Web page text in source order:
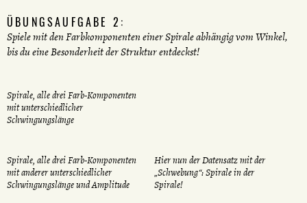
ÜBUNGSAUFGABE 2:
Spiele mit den Farbkomponenten einer Spirale abhängig vom Winkel,
bis du eine Besonderheit der Struktur entdeckst!
Spirale, alle drei Farb-Komponenten
mit unterschiedlicher
Schwingungslänge
Spirale, alle drei Farb-Komponenten
mit anderer unterschiedlicher
Schwingungslänge und Amplitude
Hier nun der Datensatz mit der
„Schwebung“: Spirale in der
Spirale!